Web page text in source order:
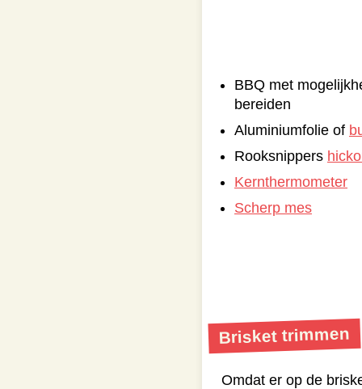
BBQ met
bereiden
Aluminiumfolie of
Rooksnippers
Kernthermometer
Scherp mes
Brisket trimmen
Omdat er op de